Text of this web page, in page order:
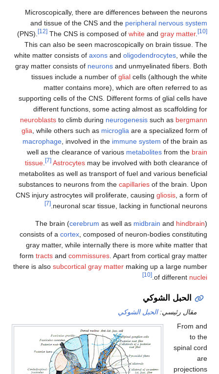
Microscopically, there are differences between the
and tissue of the CNS and theperipheral nervous
(PNS).
[12]The CNS is composed of white andgray
This can also be seen macroscopically on brain
white matter consists ofaxonsandoligodendrocytes,
gray matter consists ofneuronsand unmyelinated
tissues include a number of glialcells (although
matter contains more), which are often
supporting cells of the CNS. Different forms of glial
different functions, some acting almost as
neuroblaststo climb duringneurogenesissuch as
glia, while others such as microgliaare a specialized
macrophage , involved in theimmune systemof the
well as the clearance of variousmetabolites from
tissue. Astrocytesmay be involved with both
metabolites as well as transport of fuel and various
substances to neurons from thecapillariesof the
CNS injury astrocytes will proliferate, causinggliosis, a
neuronal scar tissue, lacking in functional
[7]
The brain ( cerebrumas well asmidbrainand
consists of acortex, composed of neuron-bodies
gray matter, while internally there is more white
formtractsandcommissures. Apart from cortical gray
there is alsosubcortical gray mattermaking up a large
of different
.
الشوكي
رئيسي:الحبل الشوكي